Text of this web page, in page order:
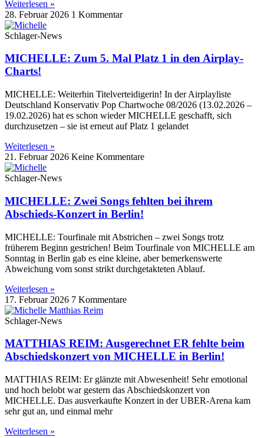
Weiterlesen »
28. Februar 2026 1 Kommentar
Schlager-News
MICHELLE: Zum 5. Mal Platz 1 in den Airplay-
Charts!
MICHELLE: Weiterhin Titelverteidigerin! In der Airplayliste
Deutschland Konservativ Pop Chartwoche 08/2026 (13.02.2026 –
19.02.2026) hat es schon wieder MICHELLE geschafft, sich
durchzusetzen – sie ist erneut auf Platz 1 gelandet
Weiterlesen »
21. Februar 2026 Keine Kommentare
Schlager-News
MICHELLE: Zwei Songs fehlten bei ihrem
Abschieds-Konzert in Berlin!
MICHELLE: Tourfinale mit Abstrichen – zwei Songs trotz
früherem Beginn gestrichen! Beim Tourfinale von MICHELLE am
Sonntag in Berlin gab es eine kleine, aber bemerkenswerte
Abweichung vom sonst strikt durchgetakteten Ablauf.
Weiterlesen »
17. Februar 2026 7 Kommentare
Schlager-News
MATTHIAS REIM: Ausgerechnet ER fehlte beim
Abschiedskonzert von MICHELLE in Berlin!
MATTHIAS REIM: Er glänzte mit Abwesenheit! Sehr emotional
und hoch belobt war gestern das Abschiedskonzert von
MICHELLE. Das ausverkaufte Konzert in der UBER-Arena kam
sehr gut an, und einmal mehr
Weiterlesen »